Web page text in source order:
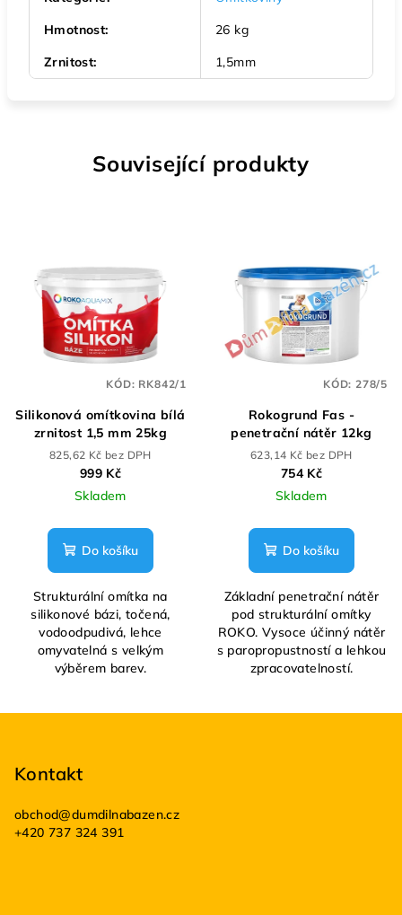
Hmotnost:
26 kg
Zrnitost: 1,5mm
Související produkty
Silikonová omítkovina bílá
zrnitost 1,5 mm 25kg
825,62 Kč bez DPH
999 Kč
Skladem
Do košíku
Strukturální omítka na
silikonové bázi, točená,
vodoodpudivá, lehce
omyvatelná s velkým
výběrem barev.
KÓD: RK842/1
Rokogrund Fas -
penetrační nátěr 12kg
623,14 Kč bez DPH
754 Kč
Skladem
Do košíku
Základní penetrační nátěr
pod strukturální omítky
ROKO. Vysoce účinný nátěr
s paropropustností a lehkou
zpracovatelností.
KÓD: 278/5
Kontakt
obchod@dumdilnabazen.cz
+420 737 324 391